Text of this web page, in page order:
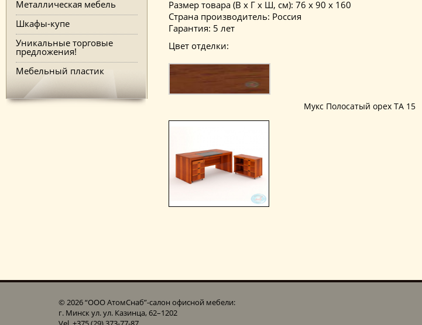
Металлическая мебель
Шкафы-купе
Уникальные торговые
предложения!
Мебельный пластик
Размер товара (В x Г x Ш, см): 76 x 90 x 160
Страна производитель: Россия
Гарантия: 5 лет
Цвет отделки:
Мукс Полосатый орех TA 15
© 2026 “ООО АтомСнаб”-cалон офисной мебели:
г. Минск ул. ул. Казинца, 62–1202